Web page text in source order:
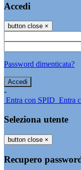
Accedi
button close ×
Password dimenticata?
-
Entra con SPID Entra
Seleziona utente
button close ×
Recupero